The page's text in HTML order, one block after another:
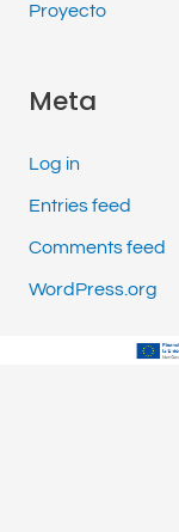
Proyecto
Meta
Log in
Entries feed
Comments feed
WordPress.org